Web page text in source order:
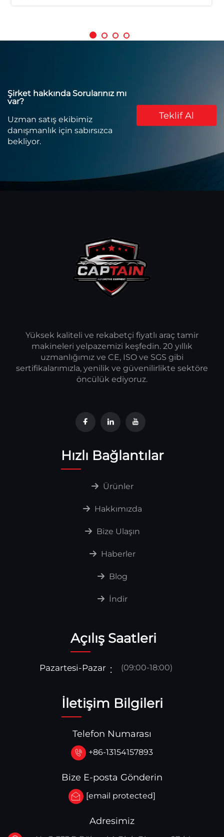
Şirket hakkında Sorularınız mı
var?
Uzman satış ekibimiz
danışmanlık için sabırsızca
bekliyor.
Teklif Al
Yüksek kaliteli ve rekabetçi fiyatlı araç tamir
makineleri yelpazemizi keşfedin. 20 yıllık
uzmanlığımız ve CE, ISO ve SGS gibi
sertifikalarımızla, yenilik ve güvenilirlikte sektöre
öncülük ediyoruz.
Hızlı Bağlantılar
Ürünler
Hakkımızda
Bize Ulaşın
Haberler
Blog
İndir
Açılış Saatleri
Pazartesi-Pazar (09:00-18:00)
İletişim Bilgileri
Telefon Numarası
+86-13154157893
Bize E-posta Gönderin
[email protected]
Adresimiz